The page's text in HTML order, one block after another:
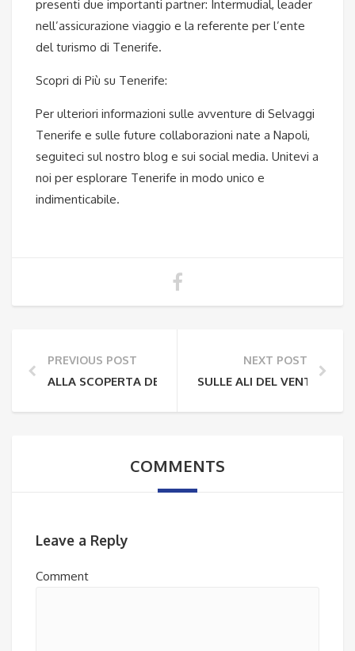
presenti due importanti partner: Intermudial, leader
nell’assicurazione viaggio e la referente per l’ente
del turismo di Tenerife.
Scopri di Più su Tenerife:
Per ulteriori informazioni sulle avventure di Selvaggi
Tenerife e sulle future collaborazioni nate a Napoli,
seguiteci sul nostro blog e sui social media. Unitevi a
noi per esplorare Tenerife in modo unico e
indimenticabile.
PREVIOUS POST
ALLA SCOPERTA DELLE RISERVE NATURALI:
NEXT POST
SULLE ALI DEL VENTO:
COMMENTS
Leave a Reply
Comment